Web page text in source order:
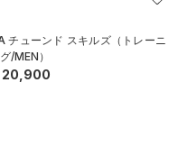
チューンド スキルズ（トレーニ
/MEN）
20,900